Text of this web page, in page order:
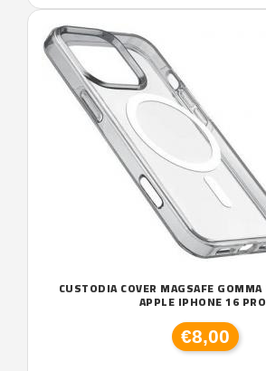
CUSTODIA COVER MAGSAFE
APPLE IPHONE 16 PRO
€8,00